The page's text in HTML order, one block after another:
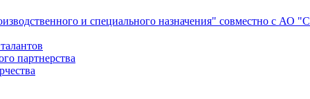
и специального назначения" совместно с
партнерства